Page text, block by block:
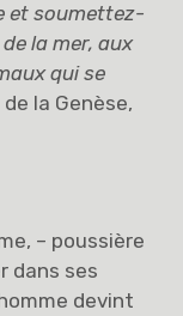
et soumettez-
la mer, aux
qui se
de la Genèse,
– poussière
dans ses
devint